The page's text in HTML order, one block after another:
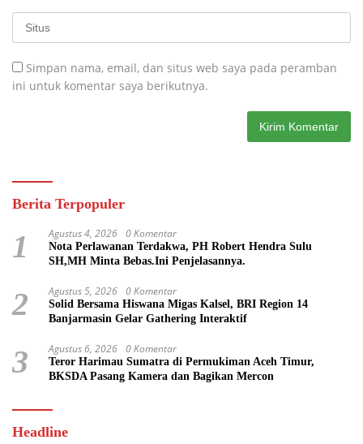
Simpan nama, email, dan situs web saya pada peramban
ini untuk komentar saya berikutnya.
Berita Terpopuler
1 Agustus 4, 2026 0 Komentar
Nota Perlawanan Terdakwa, PH Robert Hendra Sulu
SH,MH Minta Bebas.Ini Penjelasannya.
2 Agustus 5, 2026 0 Komentar
Solid Bersama Hiswana Migas Kalsel, BRI Region 14
Banjarmasin Gelar Gathering Interaktif
3 Agustus 6, 2026 0 Komentar
Teror Harimau Sumatra di Permukiman Aceh Timur,
BKSDA Pasang Kamera dan Bagikan Mercon
Headline